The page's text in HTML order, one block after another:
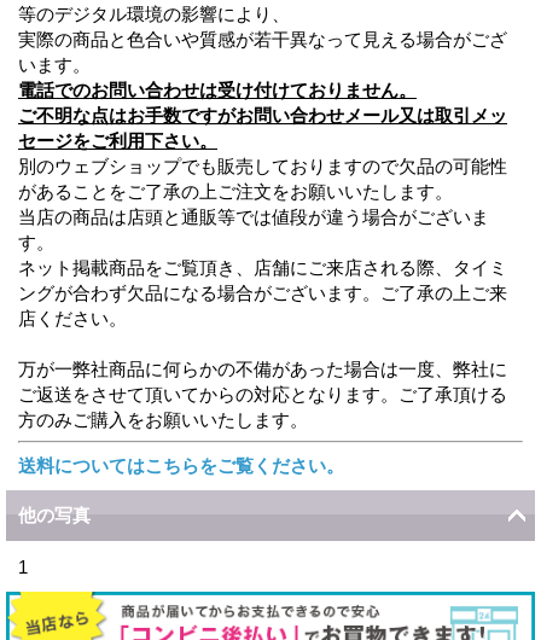
等のデジタル環境の影響により、
実際の商品と色合いや質感が若干異なって見える場合がござ
います。
電話でのお問い合わせは受け付けておりません。
ご不明な点はお手数ですがお問い合わせメール又は取引メッ
セージをご利用下さい。
別のウェブショップでも販売しておりますので欠品の可能性
があることをご了承の上ご注文をお願いいたします。
当店の商品は店頭と通販等では値段が違う場合がございま
す。
ネット掲載商品をご覧頂き、店舗にご来店される際、タイミ
ングが合わず欠品になる場合がございます。ご了承の上ご来
店ください。
万が一弊社商品に何らかの不備があった場合は一度、弊社に
ご返送をさせて頂いてからの対応となります。ご了承頂ける
方のみご購入をお願いいたします。
送料についてはこちらをご覧ください。
他の写真
1